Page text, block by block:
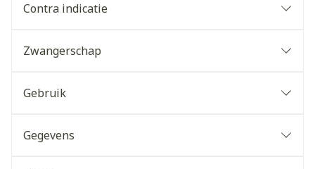
Contra indicatie
Zwangerschap
Gebruik
Gegevens